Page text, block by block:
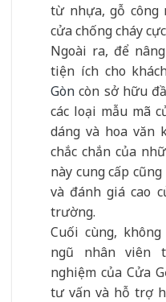
từ nhựa, gỗ công
cửa chống cháy
Ngoài ra, để
tiện ích cho
Gòn còn sở hữu
các loại mẫu mã
dáng và hoa văn
chắc chắn của
này cung cấp
và đánh giá cao
trường.
Cuối cùng,
ngũ nhân viên
nghiệm của Cửa
tư vấn và hỗ trợ